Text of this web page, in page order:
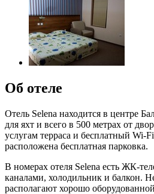
Об отеле
Отель Selena находится в центре
для яхт и всего в 500 метрах от
услугам терраса и бесплатный Wi-
расположена бесплатная парковка.
В номерах отеля Selena есть ЖК-
каналами, холодильник и балкон.
располагают хорошо